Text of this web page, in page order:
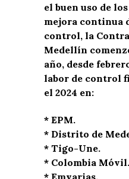
el buen uso de
mejora continua
control, la
Medellín
año, desde
labor de control
el 2024 en:
* EPM.
* Distrito de
* Tigo-Une.
* Colombia Móvil.